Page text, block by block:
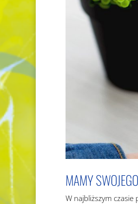
MAMY
W najbliższym czasie